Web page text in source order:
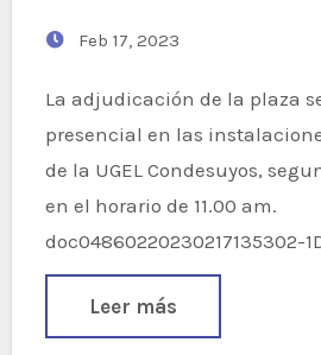
Feb 17, 2023
La adjudicación de la plaza será de manera
presencial en las
de la UGEL Condesuyos,
en el horario de 11.00 am.
doc04860220230217135302-
Leer más